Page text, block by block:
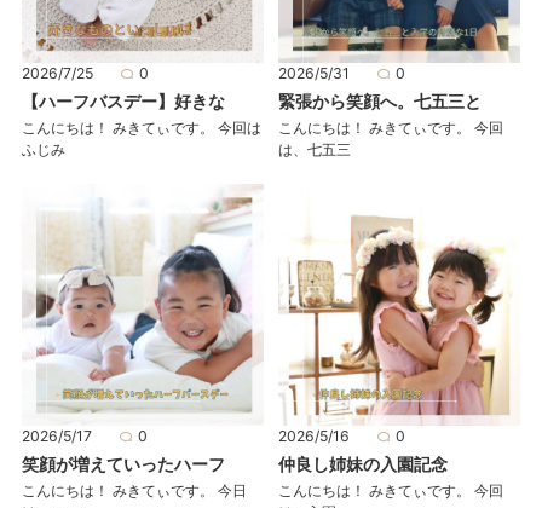
2026/7/25 0
【ハーフバスデー】好きな
こんにちは！ みきてぃです。 今回は
ふじみ
2026/5/31 0
緊張から笑顔へ。七五三と
こんにちは！ みきてぃです。 今回
は、七五三
2026/5/17 0
笑顔が増えていったハーフ
こんにちは！ みきてぃです。 今日
2026/5/16 0
仲良し姉妹の入園記念
こんにちは！ みきてぃです。 今回